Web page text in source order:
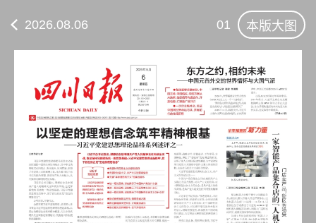
2026.08.06 01 本版大图